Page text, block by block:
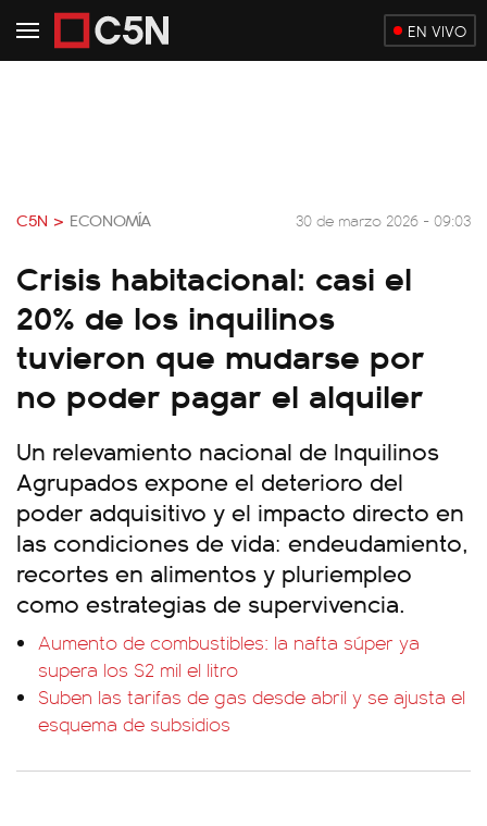
EN VIVO
C5N > ECONOMÍA 30 de marzo 2026 - 09:03
Crisis habitacional: casi el
20% de los inquilinos
tuvieron que mudarse por
no poder pagar el alquiler
Un relevamiento nacional de Inquilinos
Agrupados expone el deterioro del
poder adquisitivo y el impacto directo en
las condiciones de vida: endeudamiento,
recortes en alimentos y pluriempleo
como estrategias de supervivencia.
Aumento de combustibles: la nafta súper ya
supera los $2 mil el litro
Suben las tarifas de gas desde abril y se ajusta el
esquema de subsidios